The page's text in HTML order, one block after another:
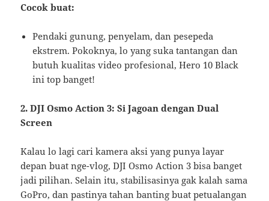
Cocok buat:
Pendaki gunung, penyelam, dan pesepeda
ekstrem. Pokoknya, lo yang suka tantangan dan
butuh kualitas video profesional, Hero 10 Black
ini top banget!
2. DJI Osmo Action 3: Si Jagoan dengan Dual
Screen
Kalau lo lagi cari kamera aksi yang punya layar
depan buat nge-vlog, DJI Osmo Action 3 bisa banget
jadi pilihan. Selain itu, stabilisasinya gak kalah sama
GoPro, dan pastinya tahan banting buat petualangan